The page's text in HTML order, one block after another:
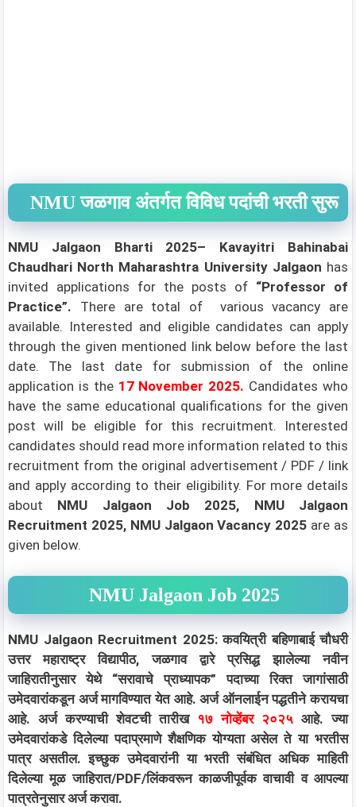
NMU जळगाव अंतर्गत विविध पदांची भरती सुरू
NMU Jalgaon Bharti 2025– Kavayitri Bahinabai
Chaudhari North Maharashtra University Jalgaon has
invited applications for the posts of “Professor of
Practice”. There are total of various vacancy are
available. Interested and eligible candidates can apply
through the given mentioned link below before the last
date. The last date for submission of the online
application is the 17 November 2025. Candidates who
have the same educational qualifications for the given
post will be eligible for this recruitment. Interested
candidates should read more information related to this
recruitment from the original advertisement / PDF / link
and apply according to their eligibility. For more details
about NMU Jalgaon Job 2025, NMU Jalgaon
Recruitment 2025, NMU Jalgaon Vacancy 2025 are as
given below.
NMU Jalgaon Job 2025
NMU Jalgaon Recruitment 2025: कवयित्री बहिणाबाई चौधरी
उत्तर महाराष्ट्र विद्यापीठ, जळगाव द्वारे प्रसिद्ध झालेल्या नवीन
जाहिरातीनुसार येथे “सरावाचे प्राध्यापक” पदाच्या रिक्त जागांसाठी
उमेदवारांकडून अर्ज मागविण्यात येत आहे. अर्ज ऑनलाईन पद्धतीने करायचा
आहे. अर्ज करण्याची शेवटची तारीख१७ नोव्हेंबर २०२५ आहे. ज्या
उमेदवारांकडे दिलेल्या पदाप्रमाणे शैक्षणिक योग्यता असेल ते या भरतीस
पात्र असतील. इच्छुक उमेदवारांनी या भरती संबंधित अधिक माहिती
दिलेल्या मूळ जाहिरात/PDF/लिंकवरून काळजीपूर्वक वाचावी व आपल्या
पात्रतेनुसार अर्ज करावा.